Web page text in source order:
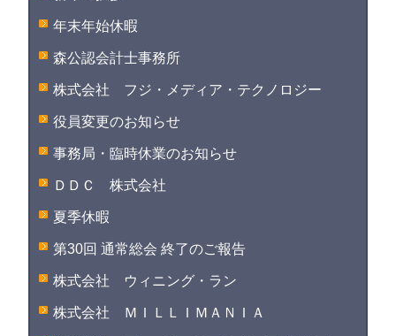
年末年始休暇
森公認会計士事務所
株式会社 フジ・メディア・テクノロジー
役員変更のお知らせ
事務局・臨時休業のお知らせ
ＤＤＣ 株式会社
夏季休暇
第30回 通常総会 終了のご報告
株式会社 ウィニング・ラン
株式会社 ＭＩＬＬＩＭＡＮＩＡ